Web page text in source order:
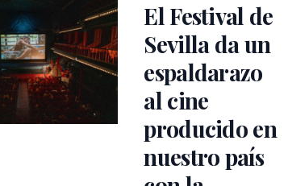
El Festival de
Sevilla da un
espaldarazo
al cine
producido en
nuestro país